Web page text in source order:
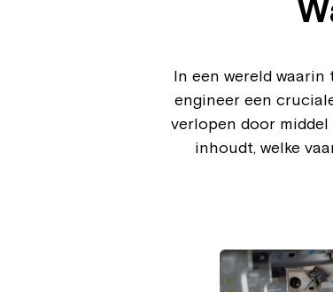
In een wereld
engineer een
verlopen door
inhoudt, welke